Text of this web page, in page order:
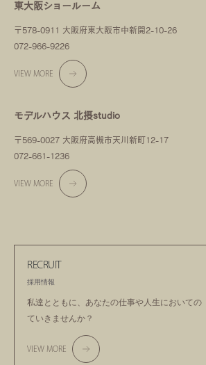
東大阪ショールーム
〒578-0911 大阪府東大阪市中新開2-10-26
072-966-9226
VIEW MORE
モデルハウス 北摂studio
〒569-0027 大阪府高槻市天川新町12-17
072-661-1236
VIEW MORE
RECRUIT
採用情報
私達とともに、あなたの仕事や人生においての
ていきませんか？
VIEW MORE